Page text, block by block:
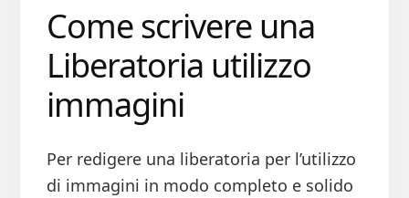
Come scrivere una
Liberatoria utilizzo
immagini
Per redigere una liberatoria per l’utilizzo
di immagini in modo completo e solido